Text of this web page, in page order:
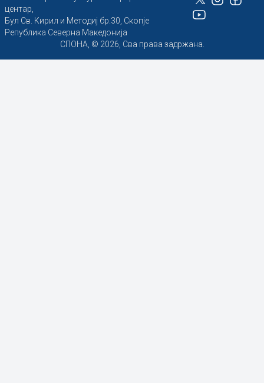
центар,
Бул Св. Кирил и Методиј бр.30, Скопје
Република Северна Македонија
СПОНА, © 2026, Сва права задржана.